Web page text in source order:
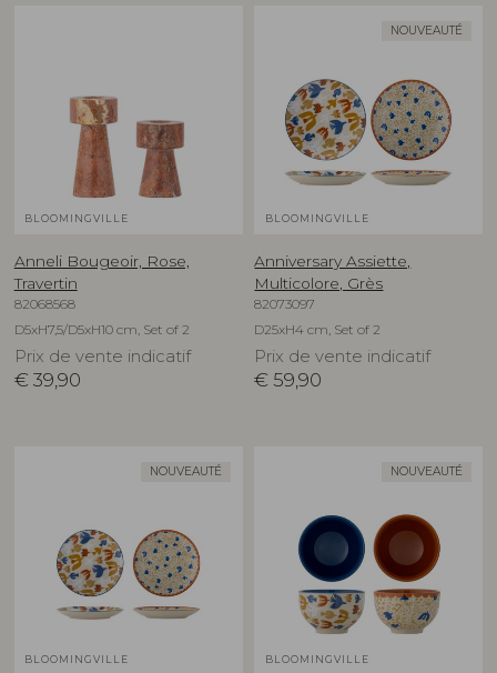
BLOOMINGVILLE
Anneli Bougeoir, Rose,
Travertin
82068568
D5xH7,5/D5xH10 cm, Set of 2
Prix de vente indicatif
€ 39,90
NOUVEAUTÉ
BLOOMINGVILLE
Anniversary Assiette,
Multicolore, Grès
82073097
D25xH4 cm, Set of 2
Prix de vente indicatif
€ 59,90
NOUVEAUTÉ
BLOOMINGVILLE
NOUVEAUTÉ
BLOOMINGVILLE